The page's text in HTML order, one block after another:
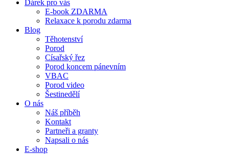
Dárek pro vás
E-book ZDARMA
Relaxace k porodu zdarma
Blog
Těhotenství
Porod
Císařský řez
Porod koncem pánevním
VBAC
Porod video
Šestinedělí
O nás
Náš příběh
Kontakt
Partneři a granty
Napsali o nás
E-shop